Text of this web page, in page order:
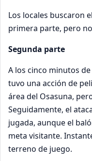
Los locales buscaron
primera parte, pero
Segunda parte
A los cinco minutos
tuvo una acción de
área del Osasuna,
Seguidamente, el
jugada, aunque el
meta visitante.
terreno de juego.